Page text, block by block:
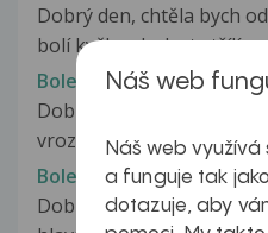
Dobrý den, chtěla bych
bolí kyčle a bolest střílí...
Bolest kyčlí
Dobrý den, mam na vas
vrozenou dyspasii (nevim
Bolest kyčlí
Dobrý den, již dva
Náš web
Náš web využívá
a funguje tak
dotazuje, aby